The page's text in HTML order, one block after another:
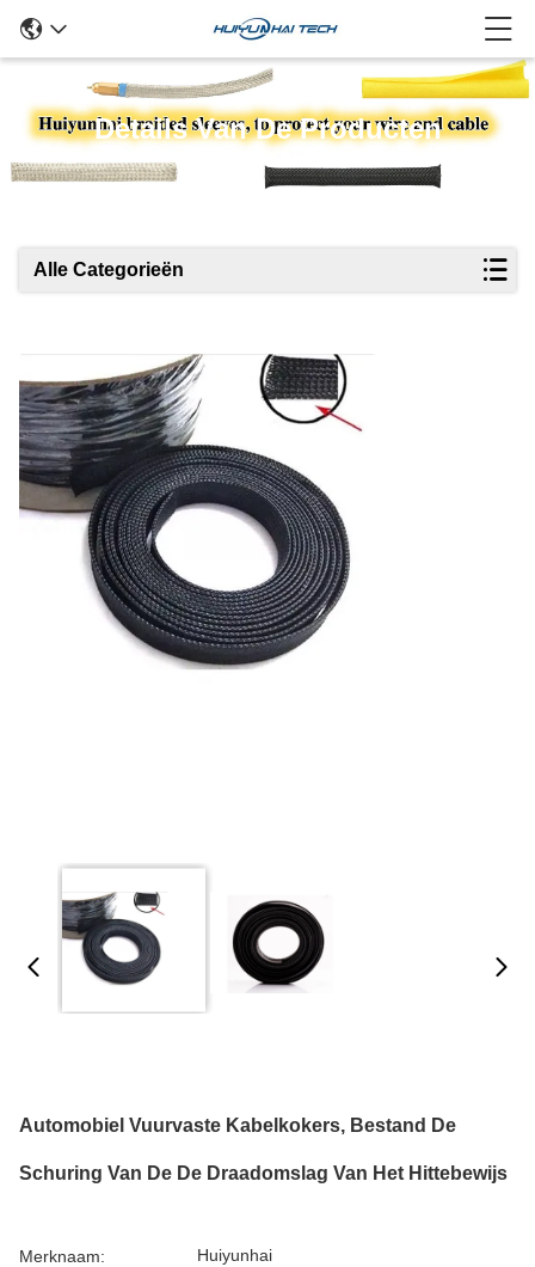
Details Van De Producten
Alle Categorieën
Automobiel Vuurvaste Kabelkokers, Bestand De
Schuring Van De De Draadomslag Van Het Hittebewijs
Merknaam: Huiyunhai